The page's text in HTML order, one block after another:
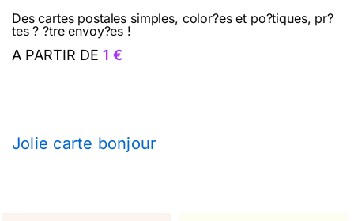
Des cartes postales simples, color?es et po?tiques, pr?
tes ? ?tre envoy?es !
A PARTIR DE 1 €
Jolie carte bonjour